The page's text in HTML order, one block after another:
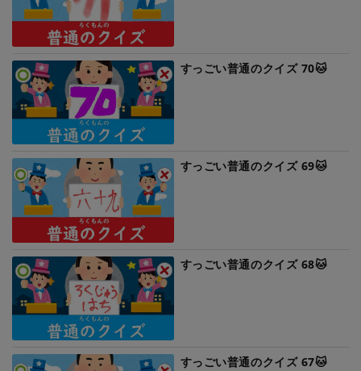
すっごい普通のクイズ 70🐱
すっごい普通のクイズ 69🐱
すっごい普通のクイズ 68🐱
すっごい普通のクイズ 67🐱